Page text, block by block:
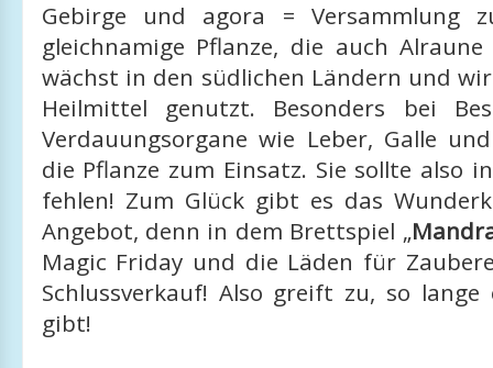
Gebirge und agora = Versammlung
gleichnamige Pflanze, die auch
wächst in den südlichen Ländern und
Heilmittel genutzt. Besonders bei
Verdauungsorgane wie Leber, Galle
die Pflanze zum Einsatz. Sie sollte also
fehlen! Zum Glück gibt es das
Angebot, denn in dem Brettspiel „
Magic Friday und die Läden für
Schlussverkauf! Also greift zu, so lange
gibt!